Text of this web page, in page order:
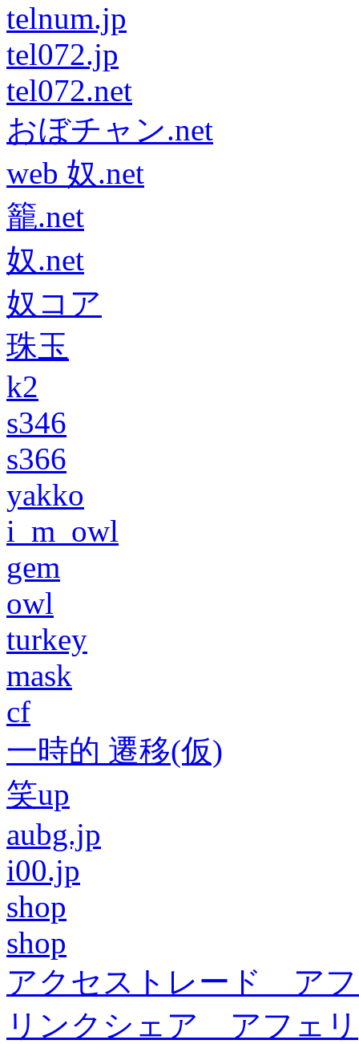
telnum.jp
tel072.jp
tel072.net
おぼチャン.net
web 奴.net
籠.net
奴.net
奴コア
珠玉
k2
s346
s366
yakko
i_m_owl
gem
owl
turkey
mask
cf
一時的 遷移(仮)
笑up
aubg.jp
i00.jp
shop
shop
アクセストレード ア
リンクシェア アフェリ